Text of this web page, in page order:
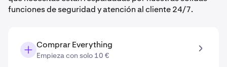
funciones de seguridad y atención al cliente 24/7.
Comprar Everything
Empieza con solo 10 €